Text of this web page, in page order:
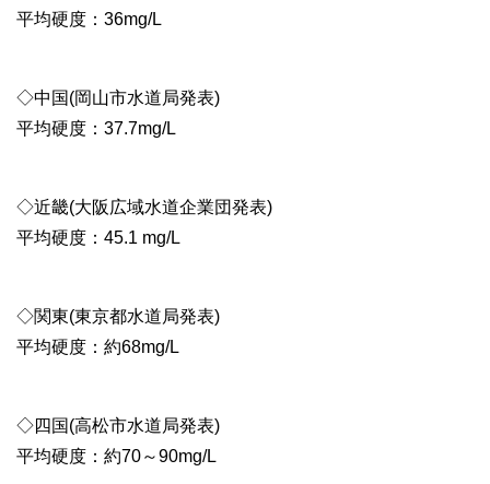
平均硬度：36mg/L
◇中国(岡山市水道局発表)
平均硬度：37.7mg/L
◇近畿(大阪広域水道企業団発表)
平均硬度：45.1 mg/L
◇関東(東京都水道局発表)
平均硬度：約68mg/L
◇四国(高松市水道局発表)
平均硬度：約70～90mg/L